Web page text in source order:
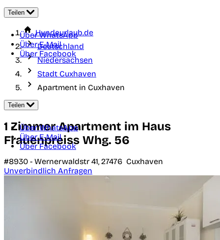
Teilen
Über WhatsApp
Über E-Mail
Über Facebook
Hundeurlaub.de
Deutschland
Niedersachsen
Stadt Cuxhaven
Apartment in Cuxhaven
Teilen
Über WhatsApp
Über E-Mail
Über Facebook
1 Zimmer Apartment im Haus
Frauenpreiss Whg. 56
#8930 - Wernerwaldstr 41, 27476 Cuxhaven
Unverbindlich Anfragen